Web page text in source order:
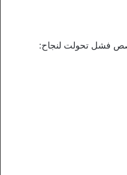
فشل تحولت لنجاح: